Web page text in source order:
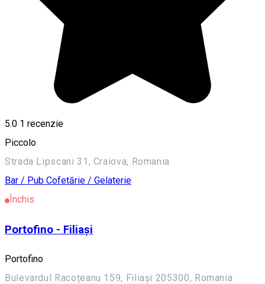
5.0 1 recenzie
Piccolo
Strada Lipscani 31, Craiova, Romania
Bar / Pub Cofetărie / Gelaterie
Închis
Portofino - Filiași
Portofino
Bulevardul Racoțeanu 159, Filiași 205300, Romania